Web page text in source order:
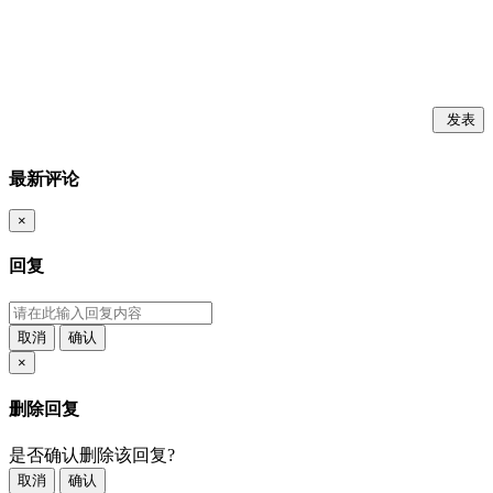
发表
最新评论
×
回复
取消
确认
×
删除回复
是否确认删除该回复?
取消 确认